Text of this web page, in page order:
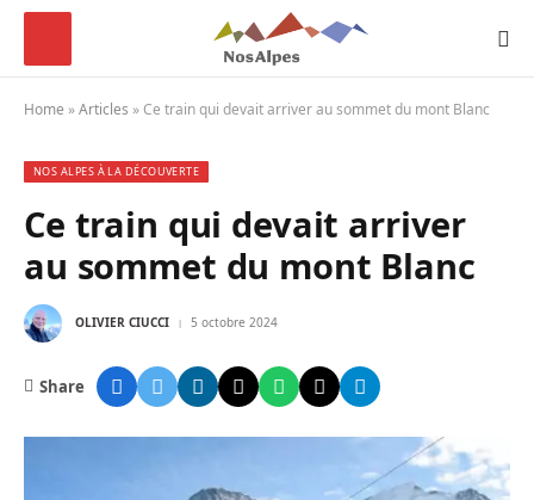
Home »Articles »Ce train qui devait arriver au sommet du mont Blanc
NOS ALPES À LA DÉCOUVERTE
Ce train qui devait arriver
au sommet du mont Blanc
OLIVIER CIUCCI 5 octobre 2024
Share